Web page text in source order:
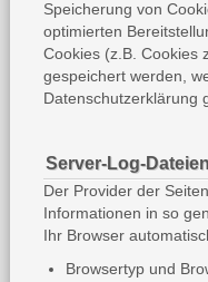
Speicherung von
optimierten
Cookies (z.B. Cookies
gespeichert werden,
Datenschutzerklärung
Server-Log-
Der Provider der
Informationen in so
Ihr Browser
Browsertyp und